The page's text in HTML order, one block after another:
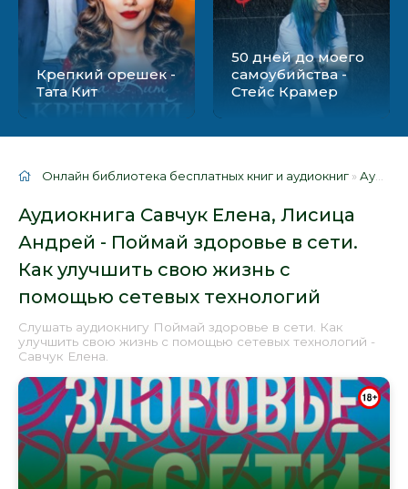
Крепкий орешек -
Тата Кит
50 дней до моего
самоубийства -
Стейс Крамер
Онлайн библиотека бесплатных книг и аудиокниг »Аудиокниги
Аудиокнига Савчук Елена, Лисица
Андрей - Поймай здоровье в сети.
Как улучшить свою жизнь с
помощью сетевых технологий
Слушать аудиокнигу Поймай здоровье в сети. Как
улучшить свою жизнь с помощью сетевых технологий -
Савчук Елена.